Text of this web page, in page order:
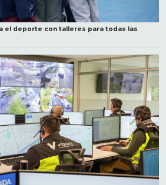
el deporte con talleres para todas las